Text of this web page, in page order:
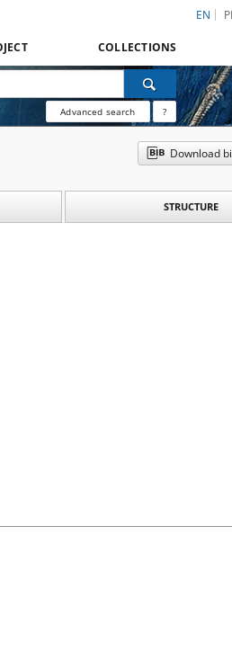
EN
COLLECTIONS
Advanced search ?
Download
STRUCTURE